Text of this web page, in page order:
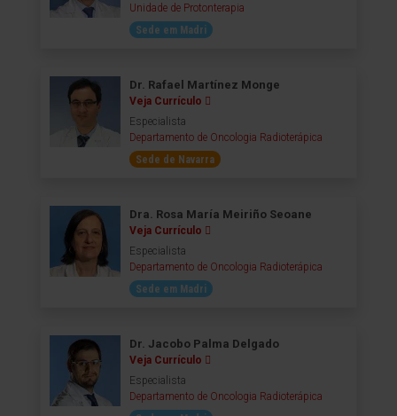
Unidade de Protonterapia
Sede em Madri
Dr. Rafael Martínez Monge
Veja Currículo
Especialista
Departamento de Oncologia Radioterápica
Sede de Navarra
Dra. Rosa María Meiriño Seoane
Veja Currículo
Especialista
Departamento de Oncologia Radioterápica
Sede em Madri
Dr. Jacobo Palma Delgado
Veja Currículo
Especialista
Departamento de Oncologia Radioterápica